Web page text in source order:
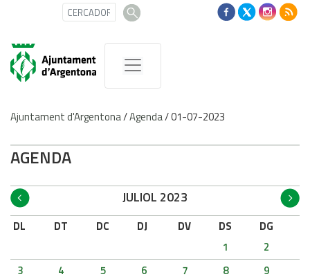
Ajuntament d'Argentona/Agenda/01-07-2023
AGENDA
JULIOL 2023
DL DT DC DJ DV DS
DG
1
2
3
4 5 6 7 8
9